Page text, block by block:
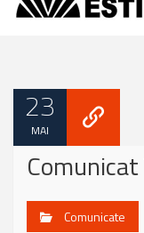
23
MAI
Comunicate